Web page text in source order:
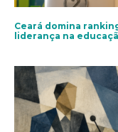
Ceará domina
liderança na